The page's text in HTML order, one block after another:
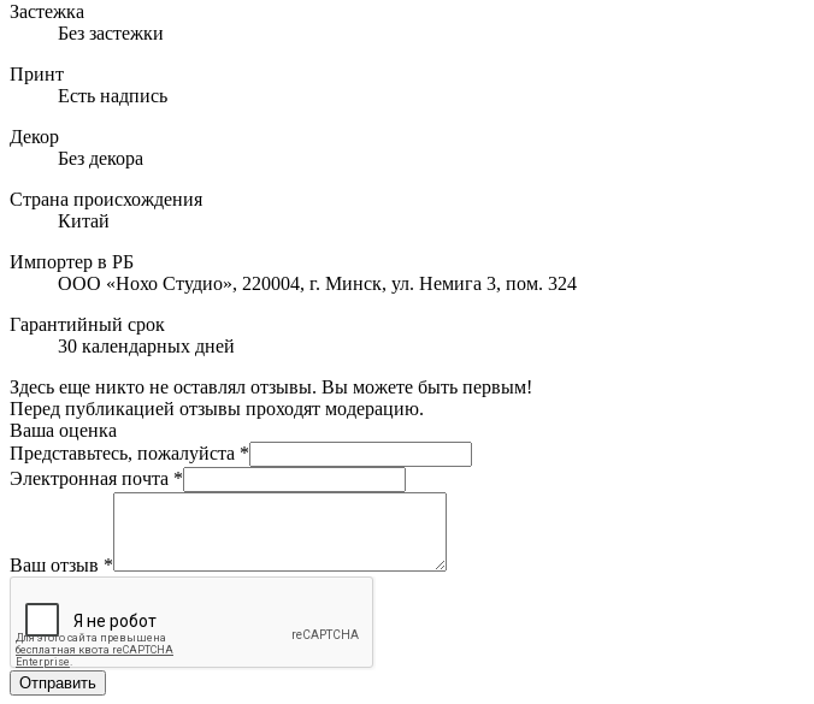
Застежка
Без застежки
Принт
Есть надпись
Декор
Без декора
Страна происхождения
Китай
Импортер в РБ
ООО «Нохо Студио», 220004, г. Минск, ул. Немига 3, пом. 324
Гарантийный срок
30 календарных дней
Здесь еще никто не оставлял отзывы. Вы можете быть первым!
Перед публикацией отзывы проходят модерацию.
Ваша оценка
Представьтесь, пожалуйста *
Электронная почта *
Ваш отзыв *
Отправить